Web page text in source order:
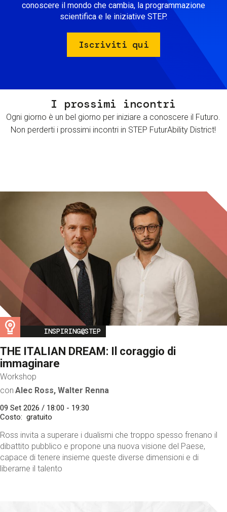
conoscere il mondo che cambia, la programmazione
scientifica e le iniziative STEP.
Iscriviti qui
I prossimi incontri
Ogni giorno è un bel giorno per iniziare a conoscere il Futuro.
Non perderti i prossimi incontri in STEP FuturAbility District!
Image
INSPIRING@STEP
THE ITALIAN DREAM: Il coraggio di
immaginare
Workshop
con Alec Ross, Walter Renna
09 Set 2026 / 18:00 - 19:30
Costo
gratuito
Ross invita a superare i dualismi che troppo spesso frenano il
dibattito pubblico e propone una nuova visione del Paese,
capace di tenere insieme queste diverse dimensioni e di
liberarne il talento